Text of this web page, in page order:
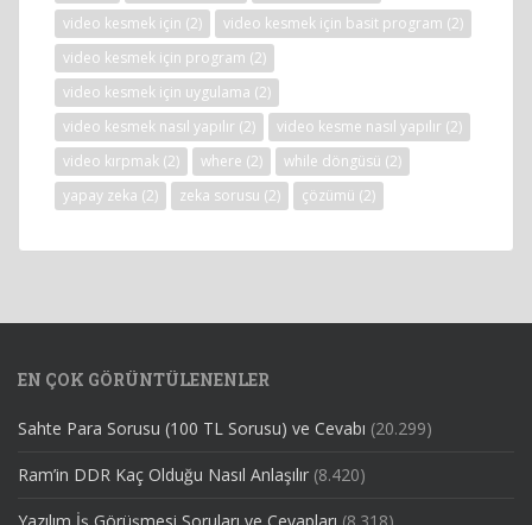
video kesmek için (2) video kesmek için basit program (2)
video kesmek için program (2)
video kesmek için uygulama (2)
video kesmek nasıl yapılır (2) video kesme nasıl yapılır (2)
video kırpmak (2) where (2) while döngüsü (2)
yapay zeka (2) zeka sorusu (2) çözümü (2)
EN ÇOK GÖRÜNTÜLENENLER
Sahte Para Sorusu (100 TL Sorusu) ve Cevabı (20.299)
Ram’in DDR Kaç Olduğu Nasıl Anlaşılır (8.420)